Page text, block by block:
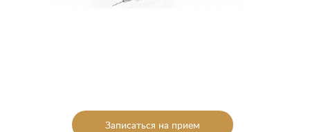
Записаться на прием